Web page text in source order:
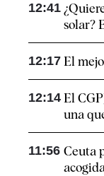
12:41
solar?
12:17 El
12:14 El
una
11:56 Ceuta